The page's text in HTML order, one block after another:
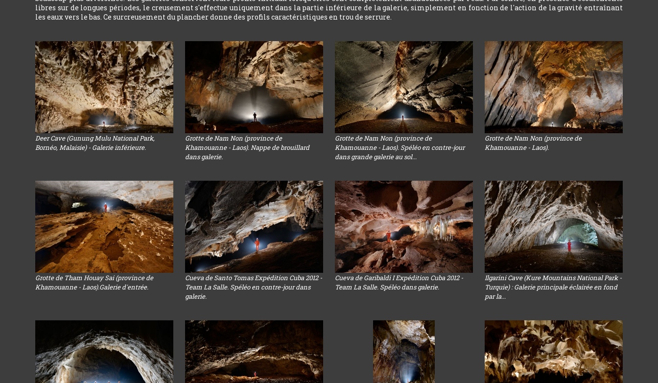
libres sur de longues périodes, le creusement s'effectue uniquement dans la partie inférieure de la galerie, simplement en fonction de l'action de la gravité entraînant
les eaux vers le bas. Ce surcreusement du plancher donne des profils caractéristiques en trou de serrure.
Deer Cave (Gunung Mulu National Park,
Bornéo, Malaisie) - Galerie inférieure.
Grotte de Nam Non (province de
Khamouanne - Laos). Nappe de brouillard
dans galerie.
Grotte de Nam Non (province de
Khamouanne - Laos). Spéléo en contre-jour
dans grande galerie au sol...
Grotte de Nam Non (province de
Khamouanne - Laos).
Grotte de Tham Houay Sai (province de
Khamouanne - Laos).Galerie d'entrée.
Cueva de Santo Tomas Expédition Cuba 2012 -
Team La Salle. Spéléo en contre-jour dans
galerie.
Cueva de Garibaldi I Expédition Cuba 2012 -
Team La Salle. Spéléo dans galerie.
Ilgarini Cave (Kure Mountains National Park -
Turquie) : Galerie principale éclairée en fond
par la...